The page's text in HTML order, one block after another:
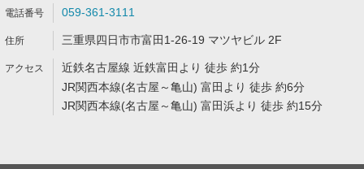
059-361-3111
三重県四日市市富田1-26-19 マツヤビル 2F
近鉄名古屋線 近鉄富田より 徒歩 約1分
JR関西本線(名古屋～亀山) 富田より 徒歩 約6分
JR関西本線(名古屋～亀山) 富田浜より 徒歩 約15分